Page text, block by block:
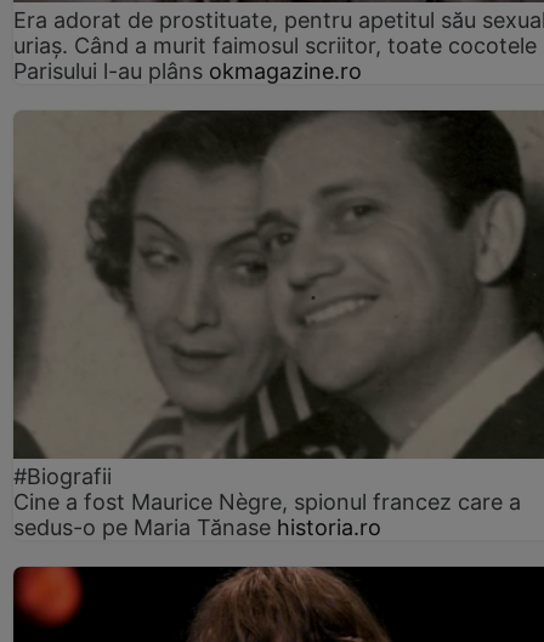
Era adorat de prostituate, pentru apetitul său
uriaș. Când a murit faimosul scriitor, toate cocotele
Parisului l-au plâns okmagazine.ro
#Biografii
Cine a fost Maurice Nègre, spionul francez care a
sedus-o pe Maria Tănase historia.ro